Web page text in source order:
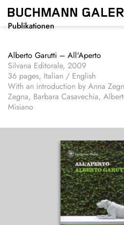
Direkt
zum
Inhalt
Publikationen
Alberto Garutti – All'Aperto
Silvana Editorale, 2009
36 pages, Italian / English
With an introduction by Anna
Zegna, Barbara Casavechia,
Misiano